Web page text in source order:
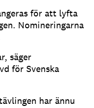
för att lyfta
Nomineringarna
säger
för Svenska
har ännu